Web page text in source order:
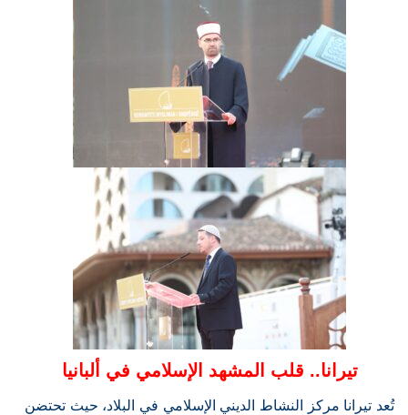
تيرانا.. قلب المشهد الإسلامي في ألبانيا
تُعد تيرانا مركز النشاط الديني الإسلامي في البلاد، حيث تحتضن